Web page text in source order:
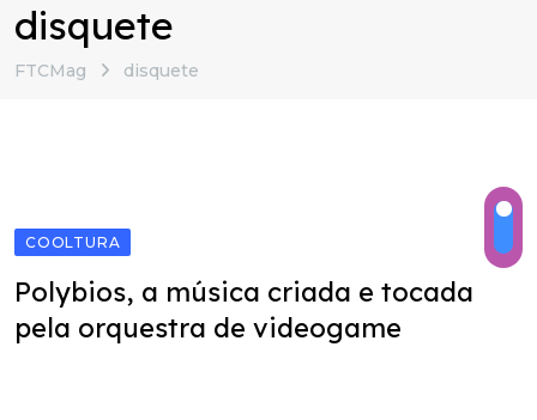
disquete
FTCMag disquete
COOLTURA
Polybios, a música criada e tocada
pela orquestra de videogame